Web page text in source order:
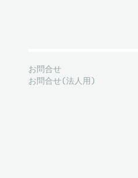
お問合せ
お問合せ(法人用)